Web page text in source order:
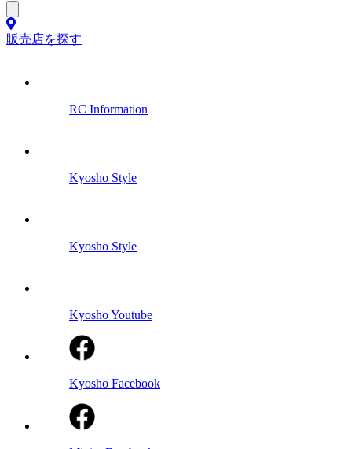
販売店を探す
RC Information
Kyosho Style
Kyosho Style
Kyosho Youtube
Kyosho Facebook